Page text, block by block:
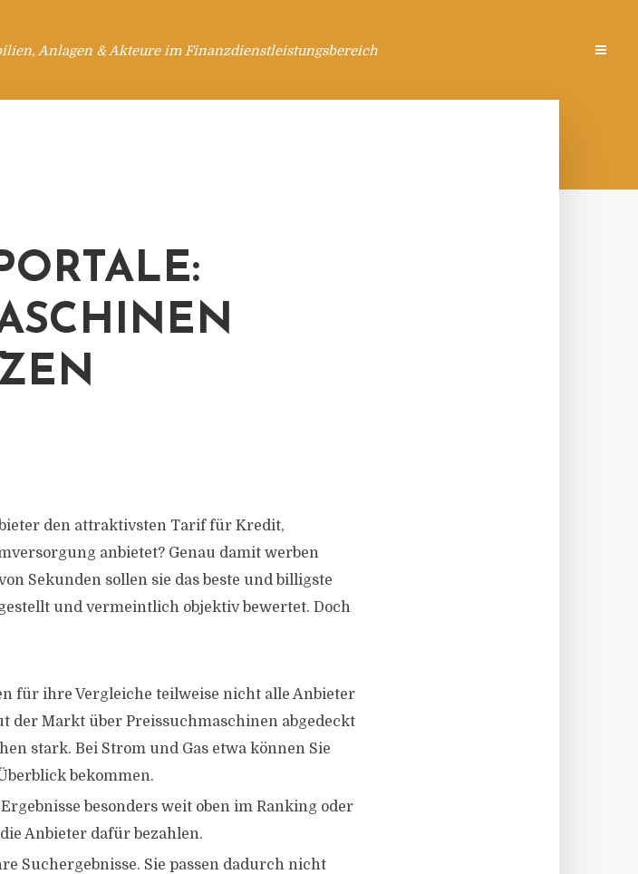
Anlagen & Akteure im Finanzdienstleistungsbereich
den attraktivsten Tarif für Kredit,
anbietet? Genau damit werben
Sekunden sollen sie das beste und billigste
und vermeintlich objektiv bewertet. Doch
für ihre Vergleiche teilweise nicht alle Anbieter
der Markt über Preissuchmaschinen abgedeckt
stark. Bei Strom und Gas etwa können Sie
bekommen.
besonders weit oben im Ranking oder
Anbieter dafür bezahlen.
Suchergebnisse. Sie passen dadurch nicht